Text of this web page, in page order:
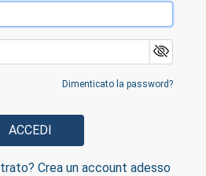
Dimenticato la password?
Crea un account adesso